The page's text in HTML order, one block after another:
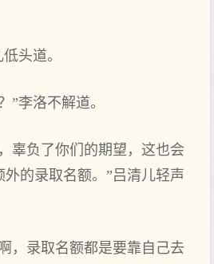
头道。
”李洛不解道。
辜负了你们的期望，这也会
的录取名额。”吕清儿轻声
，录取名额都是要靠自己去